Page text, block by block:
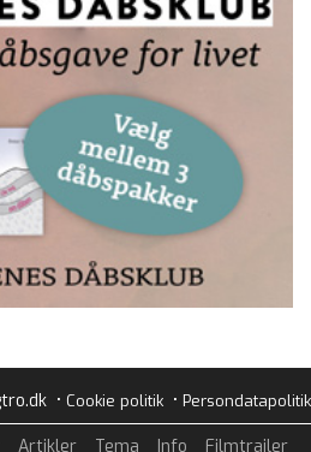
• Cookie politik• Persondatapolitik
Artikler Tema Info Filmtrailer